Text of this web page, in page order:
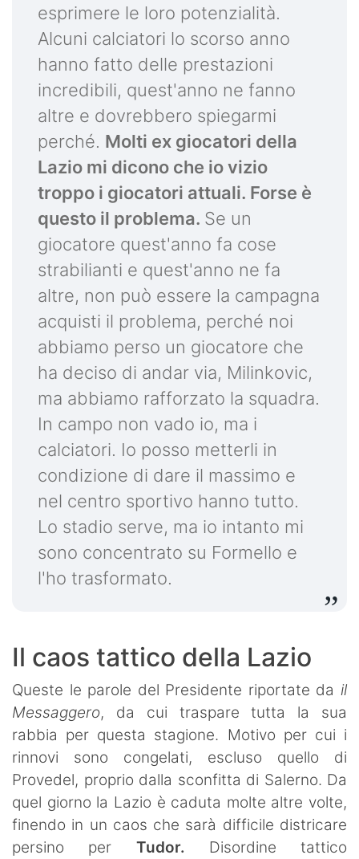
esprimere le loro potenzialità.
Alcuni calciatori lo scorso anno
hanno fatto delle prestazioni
incredibili, quest'anno ne fanno
altre e dovrebbero spiegarmi
perché. Molti ex giocatori della
Lazio mi dicono che io vizio
troppo i giocatori attuali. Forse è
questo il problema. Se un
giocatore quest'anno fa cose
strabilianti e quest'anno ne fa
altre, non può essere la campagna
acquisti il problema, perché noi
abbiamo perso un giocatore che
ha deciso di andar via, Milinkovic,
ma abbiamo rafforzato la squadra.
In campo non vado io, ma i
calciatori. Io posso metterli in
condizione di dare il massimo e
nel centro sportivo hanno tutto.
Lo stadio serve, ma io intanto mi
sono concentrato su Formello e
l'ho trasformato.
Il caos tattico della Lazio
Queste le parole del Presidente riportate da il
Messaggero, da cui traspare tutta la sua
rabbia per questa stagione. Motivo per cui i
rinnovi sono congelati, escluso quello di
Provedel, proprio dalla sconfitta di Salerno. Da
quel giorno la Lazio è caduta molte altre volte,
finendo in un caos che sarà difficile districare
persino per Tudor. Disordine tattico